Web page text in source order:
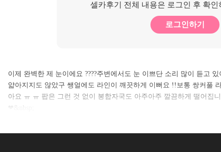
셀카후기 전체 내용은 로그인 후 확
로그인하기
이제 완벽한 제 눈이에요 ????주변에서도 눈 이쁘단 소리 많이 듣고
얇아지지도 않았구 쌩얼에도 라인이 깨끗하게 이뻐요 !!보통 쌍커풀
아요 ㅠ ㅠ 팝은 그런 것 없이 봉합자국도 아주아주 깔끔하게 떨어집